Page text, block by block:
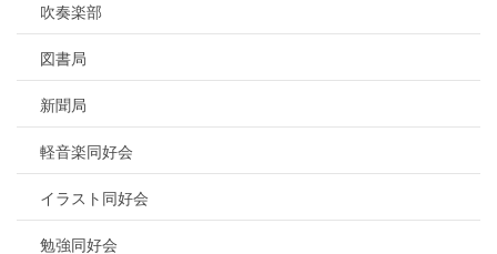
吹奏楽部
図書局
新聞局
軽音楽同好会
イラスト同好会
勉強同好会